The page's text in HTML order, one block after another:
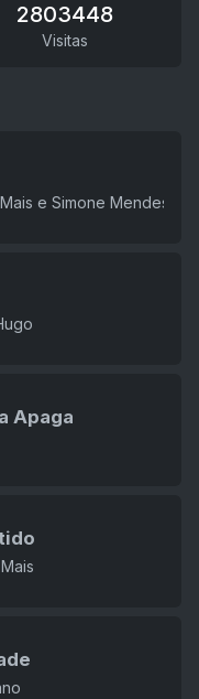
2803448
Visitas
e Simone Mendes
Apaga